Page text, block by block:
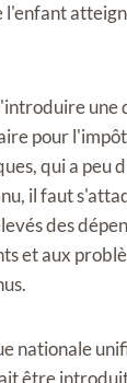
l'enfant
une
pour
qui a peu
il faut
des
et aux
nationale
être